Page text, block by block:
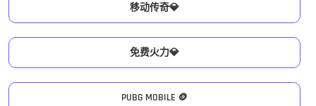
移动传奇💎
免费火力💎
PUBG MOBILE 🪙